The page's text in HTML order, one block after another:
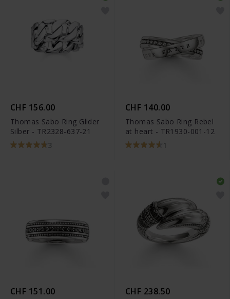
CHF 156.00
Thomas Sabo Ring Glider
Silber - TR2328-637-21
3
CHF 140.00
Thomas Sabo Ring Rebel
at heart - TR1930-001-12
1
CHF 151.00 CHF 238.50